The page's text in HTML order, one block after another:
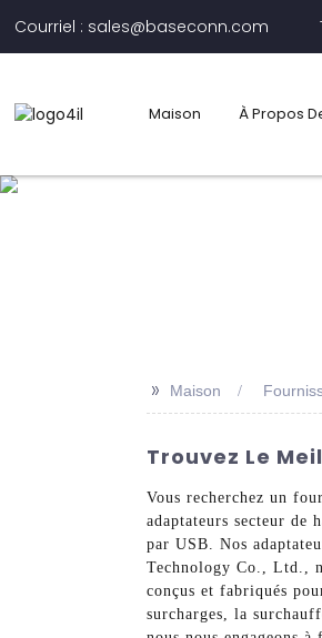
Courriel : sales@baseconn.com
Maison À Propos
>> Maison
Trouvez Le
Vous recherchez un
adaptateurs secteur de
par USB. Nos
Technology Co., Ltd.,
conçus et fabriqués
surcharges, la